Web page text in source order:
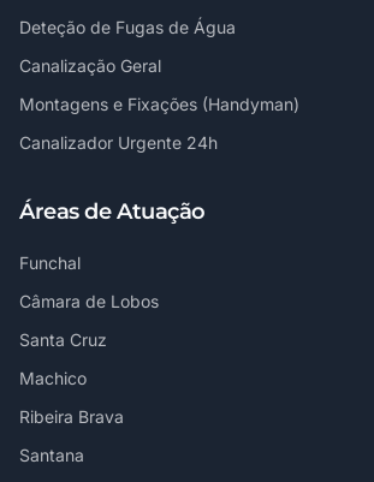
Deteção de Fugas de Água
Canalização Geral
Montagens e Fixações (Handyman)
Canalizador Urgente 24h
Áreas de Atuação
Funchal
Câmara de Lobos
Santa Cruz
Machico
Ribeira Brava
Santana